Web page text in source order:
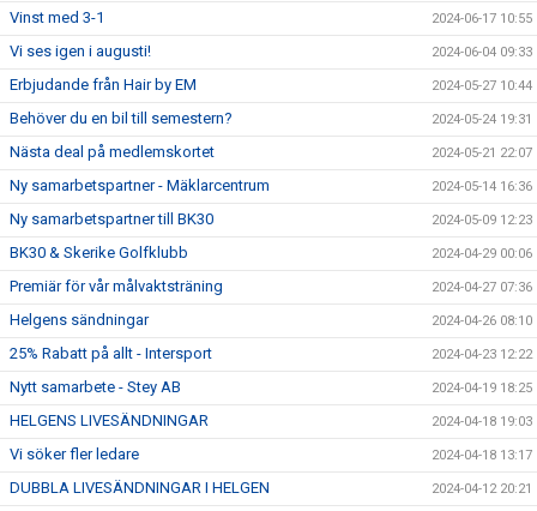
Vinst med 3-1 2024-06-17 10:55
Vi ses igen i augusti! 2024-06-04 09:33
Erbjudande från Hair by EM 2024-05-27 10:44
Behöver du en bil till semestern? 2024-05-24 19:31
Nästa deal på medlemskortet 2024-05-21 22:07
Ny samarbetspartner - Mäklarcentrum 2024-05-14 16:36
Ny samarbetspartner till BK30 2024-05-09 12:23
BK30 & Skerike Golfklubb 2024-04-29 00:06
Premiär för vår målvaktsträning 2024-04-27 07:36
Helgens sändningar 2024-04-26 08:10
25% Rabatt på allt - Intersport 2024-04-23 12:22
Nytt samarbete - Stey AB 2024-04-19 18:25
HELGENS LIVESÄNDNINGAR 2024-04-18 19:03
Vi söker fler ledare 2024-04-18 13:17
DUBBLA LIVESÄNDNINGAR I HELGEN 2024-04-12 20:21